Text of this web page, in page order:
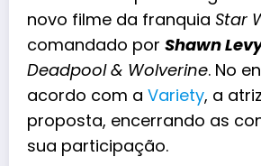
novo filme da franquia Star
comandado por Shawn
Deadpool & Wolverine. No
acordo com a Variety, a
proposta, encerrando as
sua participação.